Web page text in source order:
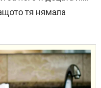
тя нямала